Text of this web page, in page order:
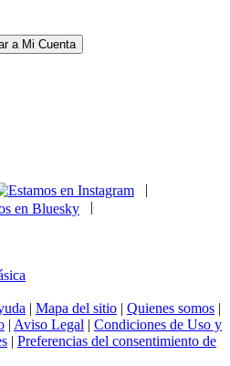
a Mi Cuenta
|
|
| Mapa del sitio | Quienes somos |
| Aviso Legal | Condiciones de Uso y
| Preferencias del consentimiento de